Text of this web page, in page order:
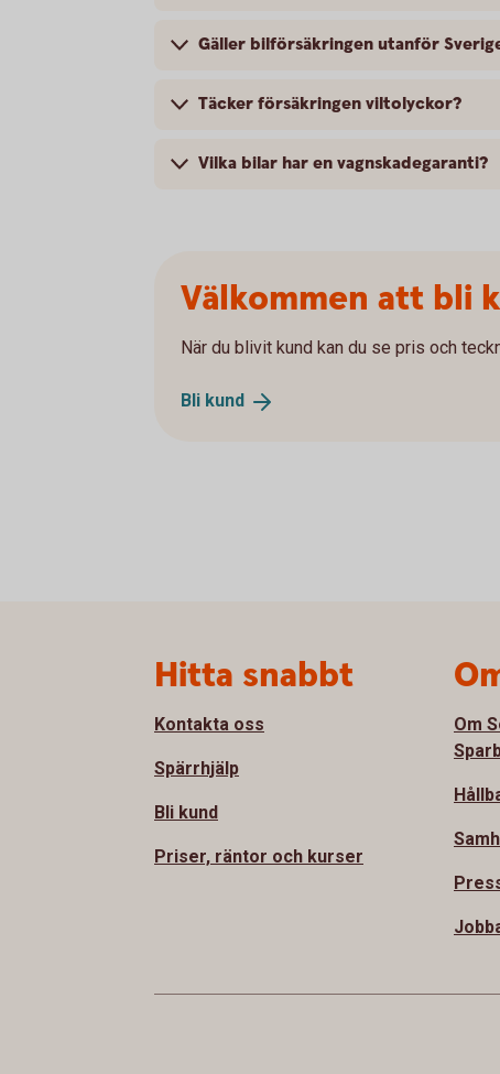
Gäller bilförsäkringen utanför
Täcker försäkringen viltolyckor?
Vilka bilar har en vagnskadegaranti?
Välkommen att bli
När du blivit kund kan du se pris och
Bli kund
Hitta snabbt
Kontakta oss
Spärrhjälp
Bli kund
Priser, räntor och kurser
Om